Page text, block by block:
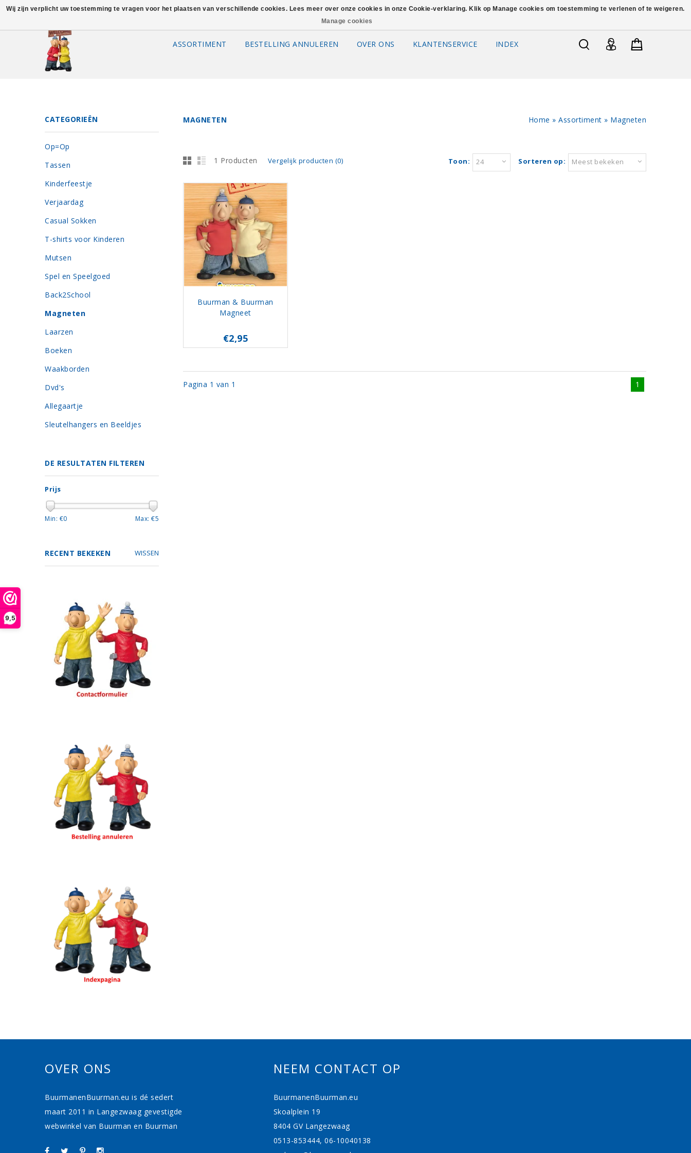
9,5
ASSORTIMENT BESTELLING ANNULEREN OVER ONS KLANTENSERVICE INDEX
Home » Assortiment » Magneten
MAGNETEN
1 Producten Vergelijk producten (0) Sorteren op: Meest bekeken
Toon: 24
Buurman & Buurman
Magneet
€2,95
Pagina 1 van 1 1
CATEGORIEËN
Op=Op
Tassen
Kinderfeestje
Verjaardag
Casual Sokken
T-shirts voor Kinderen
Mutsen
Spel en Speelgoed
Back2School
Magneten
Laarzen
Boeken
Waakborden
Dvd's
Allegaartje
Sleutelhangers en Beeldjes
DE RESULTATEN FILTEREN
Prijs
Min: €0 Max: €5
RECENT BEKEKEN WISSEN
OVER ONS
BuurmanenBuurman.eu is dé sedert
maart 2011 in Langezwaag gevestigde
webwinkel van Buurman en Buurman
NEEM CONTACT OP
BuurmanenBuurman.eu
Skoalplein 19
8404 GV Langezwaag
0513-853444, 06-10040138
Wij zijn verplicht uw toestemming te vragen voor het plaatsen van verschillende cookies. Lees meer over onze cookies in onze Cookie-verklaring. Klik op Manage cookies om toestemming te verlenen of te weigeren.
Manage cookies